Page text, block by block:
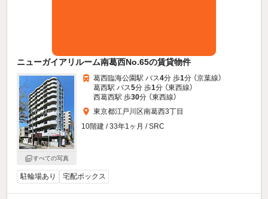
ニューガイアリルーム南葛西No.65の賃貸物件
すべての写真
葛西臨海公園駅 バス4分 歩1分 （京葉線）
葛西駅 バス5分 歩1分 （東西線）
西葛西駅 歩30分 （東西線）
東京都江戸川区南葛西3丁目
10階建 / 33年1ヶ月 / SRC
駐輪場あり 宅配ボックス